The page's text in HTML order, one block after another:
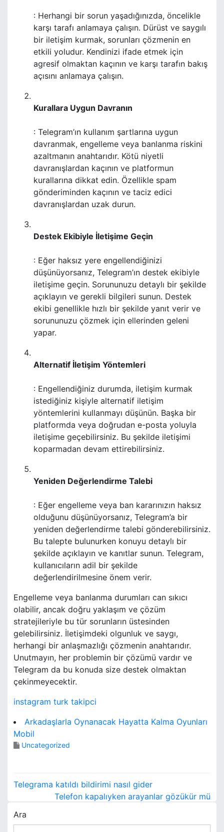
: Herhangi bir sorun yaşadığınızda, öncelikle
karşı tarafı anlamaya çalışın. Dürüst ve saygılı
bir iletişim kurmak, sorunları çözmenin en
etkili yoludur. Kendinizi ifade etmek için
agresif olmaktan kaçının ve karşı tarafın bakış
açısını anlamaya çalışın.
Kurallara Uygun Davranın
: Telegram’ın kullanım şartlarına uygun
davranmak, engelleme veya banlanma riskini
azaltmanın anahtarıdır. Kötü niyetli
davranışlardan kaçının ve platformun
kurallarına dikkat edin. Özellikle spam
gönderiminden kaçının ve taciz edici
davranışlardan uzak durun.
Destek Ekibiyle İletişime Geçin
: Eğer haksız yere engellendiğinizi
düşünüyorsanız, Telegram’ın destek ekibiyle
iletişime geçin. Sorununuzu detaylı bir şekilde
açıklayın ve gerekli bilgileri sunun. Destek
ekibi genellikle hızlı bir şekilde yanıt verir ve
sorununuzu çözmek için ellerinden geleni
yapar.
Alternatif İletişim Yöntemleri
: Engellendiğiniz durumda, iletişim kurmak
istediğiniz kişiyle alternatif iletişim
yöntemlerini kullanmayı düşünün. Başka bir
platformda veya doğrudan e-posta yoluyla
iletişime geçebilirsiniz. Bu şekilde iletişimi
koparmadan devam ettirebilirsiniz.
Yeniden Değerlendirme Talebi
: Eğer engelleme veya ban kararınızın haksız
olduğunu düşünüyorsanız, Telegram’a bir
yeniden değerlendirme talebi gönderebilirsiniz.
Bu talepte bulunurken konuyu detaylı bir
şekilde açıklayın ve kanıtlar sunun. Telegram,
kullanıcıların adil bir şekilde
değerlendirilmesine önem verir.
Engelleme veya banlanma durumları can sıkıcı
olabilir, ancak doğru yaklaşım ve çözüm
stratejileriyle bu tür sorunların üstesinden
gelebilirsiniz. İletişimdeki olgunluk ve saygı,
herhangi bir anlaşmazlığı çözmenin anahtarıdır.
Unutmayın, her problemin bir çözümü vardır ve
Telegram da bu konuda size destek olmaktan
çekinmeyecektir.
instagram turk takipci
Arkadaşlarla Oynanacak Hayatta Kalma Oyunları
Mobil
Uncategorized
Y
z
Telegrama katıldı bildirimi nasıl gider
Telefon kapalıyken arayanlar gözükür mü
Ara